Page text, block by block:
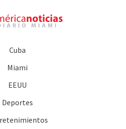
Cuba
Miami
EEUU
Deportes